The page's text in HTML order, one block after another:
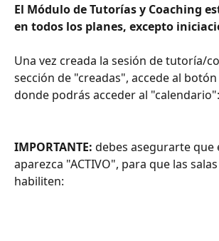
El Módulo de Tutorías y Coaching
en todos los planes, excepto
Una vez creada la sesión de tutoría/
sección de "creadas", accede al
donde podrás acceder al "calendario":
IMPORTANTE: debes asegurarte que
aparezca "ACTIVO", para que las
habiliten: